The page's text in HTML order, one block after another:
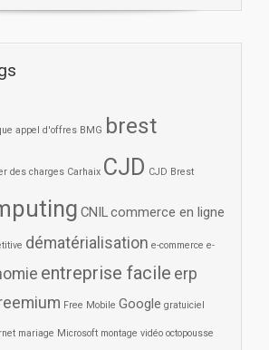
appel d'offres BMG brest
des charges Carhaix CJD CJD Brest
CNIL commerce en ligne
dématérialisation e-commerce e-
entreprise facile erp
Free Mobile Google gratuiciel
mariage Microsoft montage vidéo octopousse